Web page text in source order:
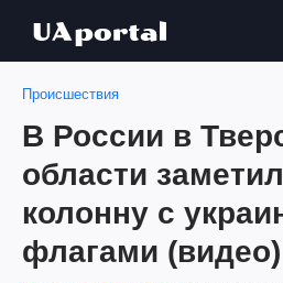
Происшествия
В России в
области
колонну с
флагами (видео)